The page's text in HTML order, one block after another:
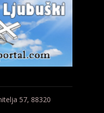
57, 88320